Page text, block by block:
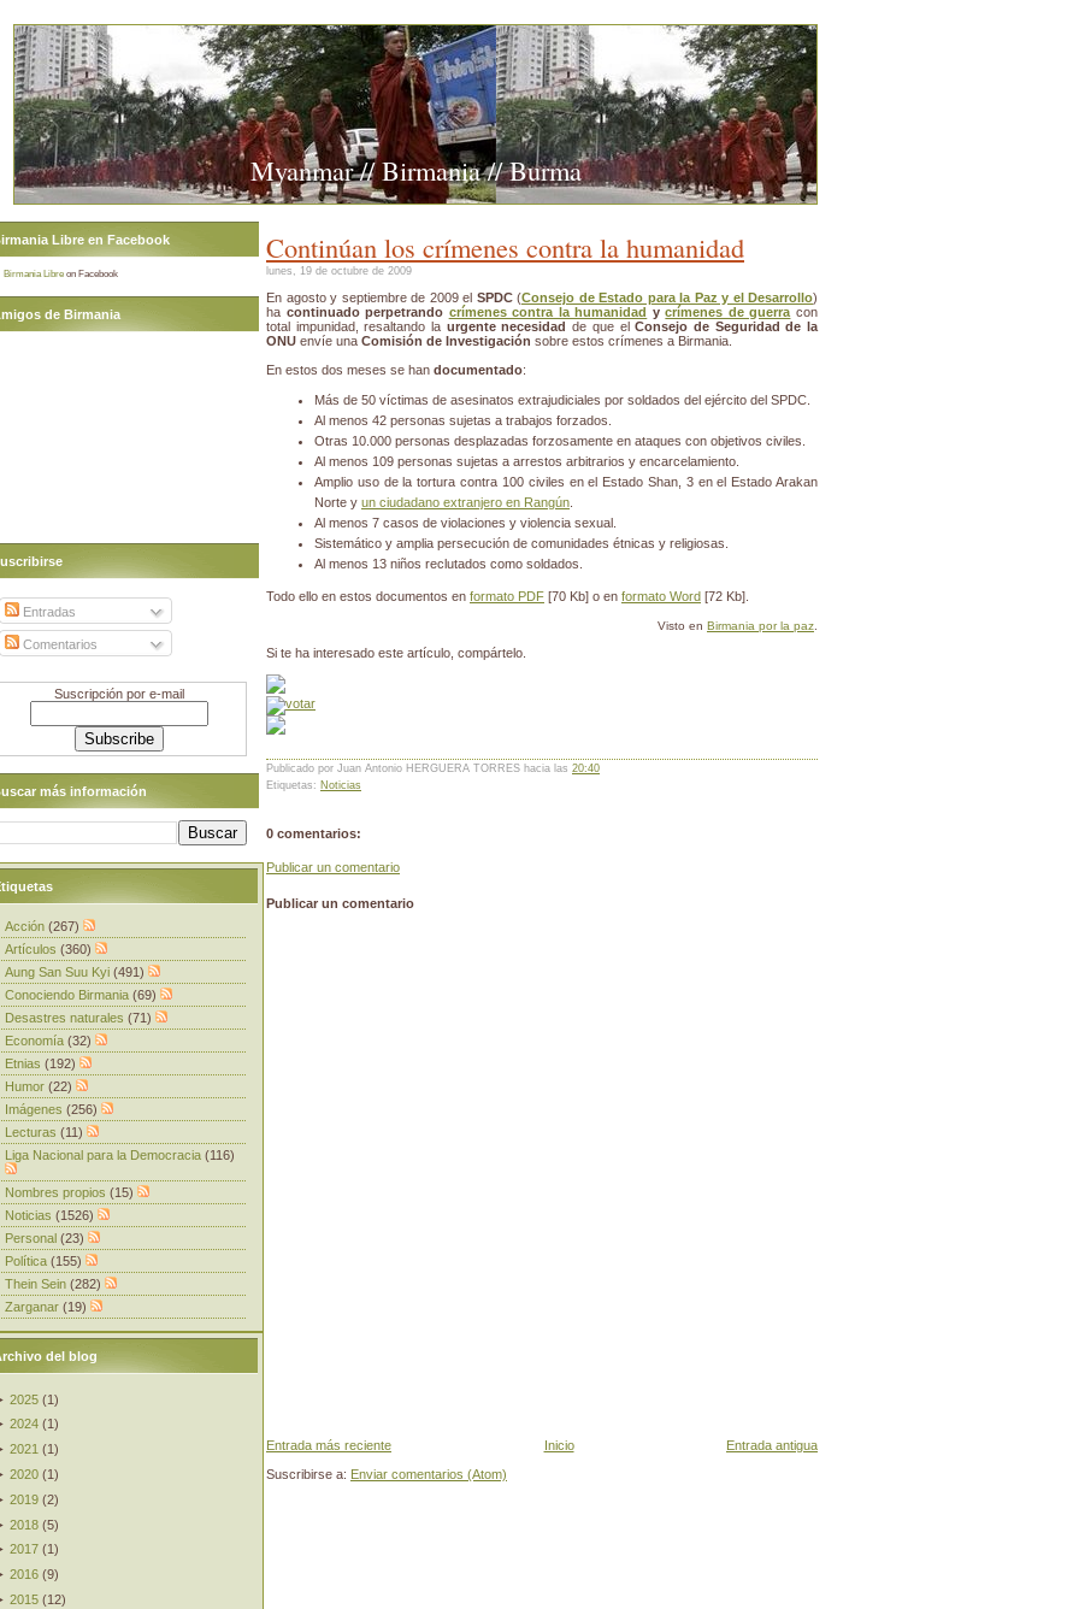
Myanmar // Birmania // Burma
Continúan los crímenes contra la humanidad
lunes, 19 de octubre de 2009
En agosto y septiembre de 2009 el SPDC(Consejo de Estado para la Paz y el Desarrollo)
ha continuado perpetrando crímenes contra la humanidad ycrímenes de guerra con
total impunidad, resaltando la urgente necesidad de que elConsejo de Seguridad de la
ONU envíe una Comisión de Investigación sobre estos crímenes a Birmania.
En estos dos meses se han documentado:
Más de 50 víctimas de asesinatos extrajudiciales por soldados del ejército del SPDC.
Al menos 42 personas sujetas a trabajos forzados.
Otras 10.000 personas desplazadas forzosamente en ataques con objetivos civiles.
Al menos 109 personas sujetas a arrestos arbitrarios y encarcelamiento.
Amplio uso de la tortura contra 100 civiles en el Estado Shan, 3 en el Estado Arakan
Norte y un ciudadano extranjero en Rangún
Al menos 7 casos de violaciones y violencia sexual.
Sistemático y amplia persecución de comunidades étnicas y religiosas.
Al menos 13 niños reclutados como soldados.
Todo ello en estos documentos en formato PDF [70 Kb] o en formato Word [72 Kb].
Visto en Birmania por la paz
Si te ha interesado este artículo, compártelo.
Publicado por Juan Antonio HERGUERA TORRES hacia las 20:40
Etiquetas: Noticias
0 comentarios:
Publicar un comentario
Publicar un comentario
Entrada más reciente Entrada antigua
Inicio
Suscribirse a: Enviar comentarios (Atom)
Libre en Facebook
Birmania Libre on Facebook
de Birmania
Entradas
Comentarios
Suscripción por e-mail
más información
Acción (267)
Artículos (360)
Aung San Suu Kyi (491)
Conociendo Birmania (69)
Desastres naturales (71)
Economía (32)
Etnias (192)
Humor (22)
Imágenes (256)
Lecturas (11)
Liga Nacional para la Democracia (116)
Nombres propios (15)
Noticias (1526)
Personal (23)
Política (155)
Thein Sein (282)
Zarganar (19)
del blog
2025 (1)
2024 (1 )
2021 (1)
2020 (1)
2019 (2)
2018 (5)
2017 (1 )
2016 (9)
2015 (12)